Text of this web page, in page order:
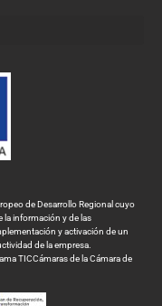
de Desarrollo Regional cuyo
la información y de las
y activación de un
de la empresa.
TICCámaras de la Cámara de